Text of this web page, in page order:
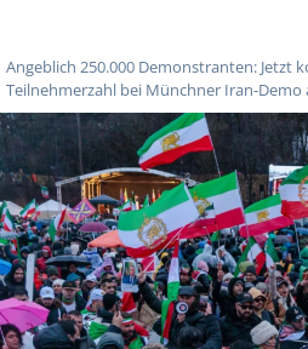
Angeblich 250.000 Demonstranten: Jetzt
Teilnehmerzahl bei Münchner Iran-Demo